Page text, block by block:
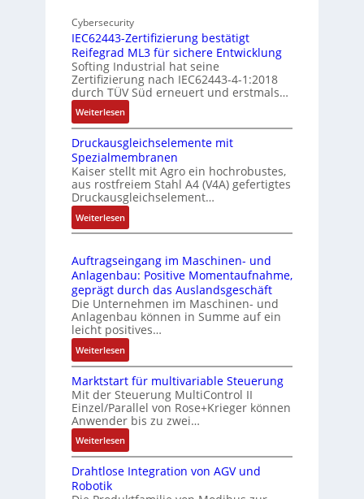
g
e
d
u
t
r
i
e
-
P
C
l
ä
s
s
s
i
c
h
f
l
e
x
i
b
e
l
f
ü
r
b
i
f
u
n
k
m
o
d
u
l
e
b
i
e
n
4
G
u
n
d
5
G
a
u
f
Cybersecurity
IEC62443-Zertifizierung bestätigt
Reifegrad ML3 für sichere Entwicklung
Softing Industrial hat seine
Zertifizierung nach IEC62443-4-1:2018
durch TÜV Süd erneuert und erstmals…
Weiterlesen:
I
E
C
6
2
4
4
3
Z
e
r
t
i
i
e
r
n
g
Druckausgleichselemente mit
Spezialmembranen
Kaiser stellt mit Agro ein hochrobustes,
aus rostfreiem Stahl A4 (V4A) gefertigtes
Druckausgleichselement…
Weiterlesen:
D
u
c
k
a
u
s
g
l
e
i
c
h
s
e
Auftragseingang im Maschinen- und
Anlagenbau: Positive Momentaufnahme,
geprägt durch das Auslandsgeschäft
Die Unternehmen im Maschinen- und
Anlagenbau können in Summe auf ein
leicht positives…
Weiterlesen:
A
u
f
t
r
a
g
s
Marktstart für multivariable Steuerung
Mit der Steuerung MultiControl II
Einzel/Parallel von Rose+Krieger können
Anwender bis zu zwei…
Weiterlesen:
M
a
Drahtlose Integration von AGV und
Robotik